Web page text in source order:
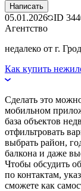
Написать
05.01.2026 ID
Агентство
недалеко от г.
Как купить
Сделать это
мобильном
база объектов
отфильтровать
выбрать район,
балкона и даже
Чтобы обсудить
по контактам,
сможете как